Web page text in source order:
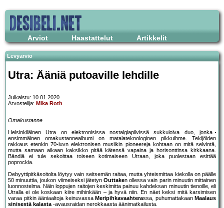
Arviot Haastattelut Artikkelit
Levyarvio
Utra: Ääniä putoaville lehdille
Julkaistu: 10.01.2020
Arvostelija: Mika Roth
Omakustanne
Helsinkiläinen Utra on elektronisissa nostalgiapilvissä sukkuloiva duo, jonka
ensimmäinen omakustannealbumi on matalateknologinen pikkuihme. Tekijöiden
rakkaus etenkin 70-luvn elektronisen musiikin pioneereja kohtaan on mitä selvintä,
mutta samaan aikaan kaksikko pitää kätensä vapaina ja horisonttinsa kirkkaana.
Bändiä ei tule sekoittaa toiseen kotimaiseen Utraan, joka puolestaan esittää
poprockia.
Debyyttipitkäsoitolta löytyy vain seitsemän raitaa, mutta yhteismittaa kiekolla on päälle
50 minuuttia, joukon viimeiseksi jätetyn Outtaken ollessa vain parin minuutin mittainen
luonnostelma. Näin loppujen raitojen keskimitta painuu kahdeksan minuutin tienoille, eli
Utralla ei ole koskaan kiire mihinkään – ja hyvä niin. En näet keksi mitä karsimisen
varaa pitkin ääniaaltoja keinuvassa Meripihkavaahterassa, puhumattakaan Maalaus
sinisestä kalasta-avausraidan nerokkaasta äänimatkailusta.